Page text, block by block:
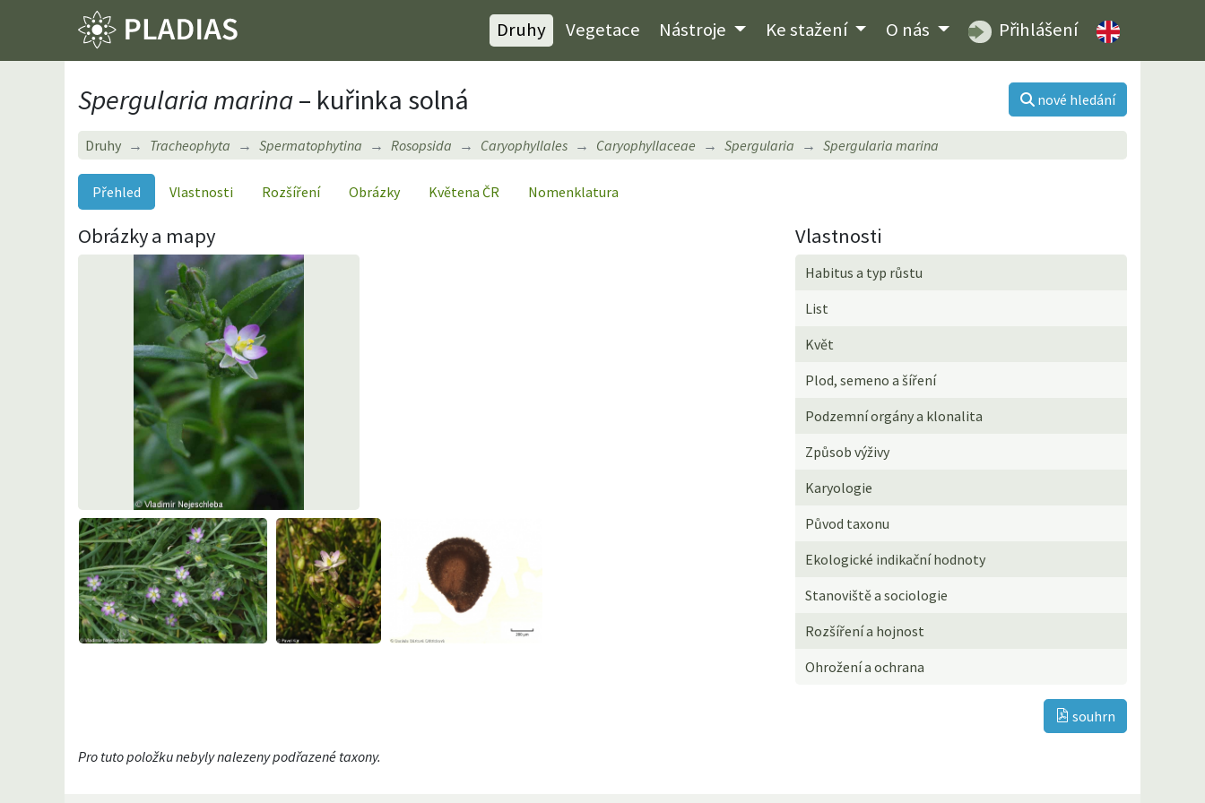
Druhy Vegetace Nástroje Ke stažení O nás Přihlášení
Spergularia marina– kuřinka solná nové hledání
Druhy Tracheophyta Spermatophytina Rosopsida Caryophyllales Caryophyllaceae Spergularia Spergularia marina
Přehled Vlastnosti Rozšíření Obrázky Květena ČR Nomenklatura
Obrázky a mapy Vlastnosti
Habitus a typ růstu
List
Květ
Plod, semeno a šíření
Podzemní orgány a klonalita
Způsob výživy
Karyologie
Původ taxonu
Ekologické indikační hodnoty
Stanoviště a sociologie
Rozšíření a hojnost
Ohrožení a ochrana
souhrn
Pro tuto položku nebyly nalezeny podřazené taxony.